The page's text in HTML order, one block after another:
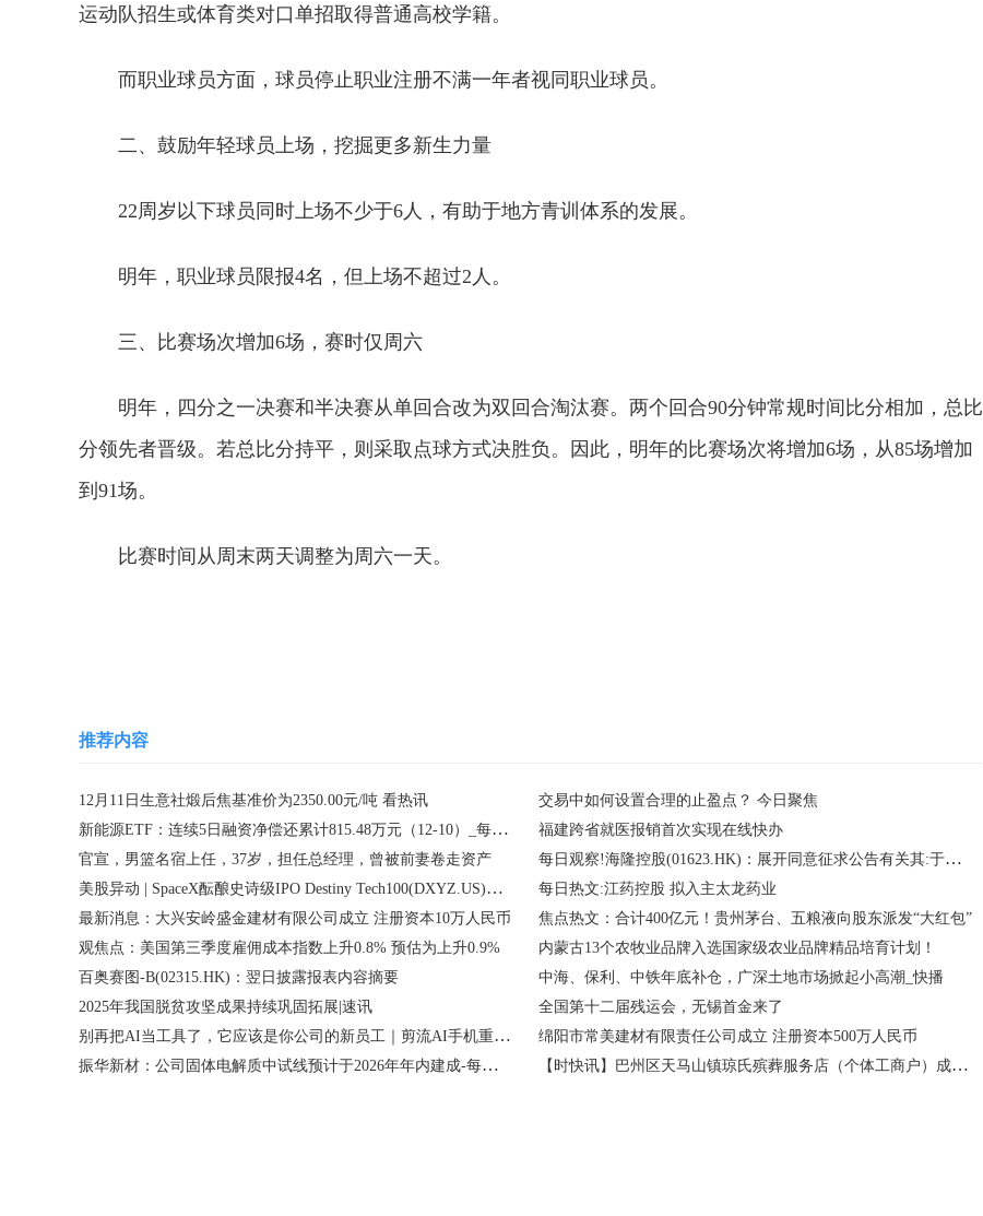
运动队招生或体育类对口单招取得普通高校学籍。
而职业球员方面，球员停止职业注册不满一年者视同职业球员。
二、鼓励年轻球员上场，挖掘更多新生力量
22周岁以下球员同时上场不少于6人，有助于地方青训体系的发展。
明年，职业球员限报4名，但上场不超过2人。
三、比赛场次增加6场，赛时仅周六
明年，四分之一决赛和半决赛从单回合改为双回合淘汰赛。两个回合90分钟常规时间比分相加，总比
分领先者晋级。若总比分持平，则采取点球方式决胜负。因此，明年的比赛场次将增加6场，从85场增加
到91场。
比赛时间从周末两天调整为周六一天。
推荐内容
12月11日生意社煅后焦基准价为2350.00元/吨 看热讯 交易中如何设置合理的止盈点？ 今日聚焦
新能源ETF：连续5日融资净偿还累计815.48万元（12-10）_每日热闻
福建跨省就医报销首次实现在线快办
官宣，男篮名宿上任，37岁，担任总经理，曾被前妻卷走资产
每日观察!海隆控股(01623.HK)：展开同意征求公告有关其:于二零二四年到期的9.75%优先有抵押票据(S规例票据:ISIN XS2344083139╱通用代码234408313144A条票据:ISIN XS2344082917╱通用代码234408291IAI票据:ISIN XS2344083303╱通用代码234408330)内容摘要
美股异动 | SpaceX酝酿史诗级IPO Destiny Tech100(DXYZ.US)涨近12%
每日热文:江药控股 拟入主太龙药业
最新消息：大兴安岭盛金建材有限公司成立 注册资本10万人民币
焦点热文：合计400亿元！贵州茅台、五粮液向股东派发“大红包”
观焦点：美国第三季度雇佣成本指数上升0.8% 预估为上升0.9%
内蒙古13个农牧业品牌入选国家级农业品牌精品培育计划！
百奥赛图-B(02315.HK)：翌日披露报表内容摘要
中海、保利、中铁年底补仓，广深土地市场掀起小高潮_快播
2025年我国脱贫攻坚成果持续巩固拓展|速讯
全国第十二届残运会，无锡首金来了
别再把AI当工具了，它应该是你公司的新员工｜剪流AI手机重新定义“人效” 绵阳市常美建材有限责任公司成立 注册资本500万人民币
振华新材：公司固体电解质中试线预计于2026年年内建成-每日快看 【时快讯】巴州区天马山镇琼氏殡葬服务店（个体工商户）成立 注册资本1万人民币